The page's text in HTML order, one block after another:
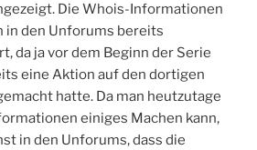
Die Whois-Informationen
in den Unforums bereits
da ja vor dem Beginn der Serie
eine Aktion auf den dortigen
hatte. Da man heutzutage
einiges Machen kann,
in den Unforums, dass die